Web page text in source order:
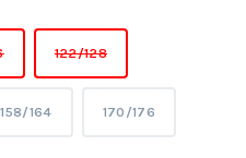
122/128
158/164 170/176